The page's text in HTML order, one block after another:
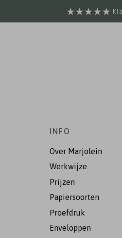
INFO
Over Marjolein
Werkwijze
Prijzen
Papiersoorten
Proefdruk
Enveloppen